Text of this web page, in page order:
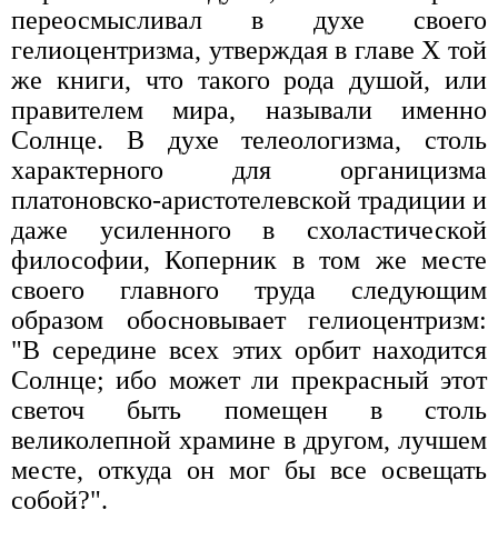
переосмысливал в духе своего
гелиоцентризма, утверждая в главе Х той
же книги, что такого рода душой, или
правителем мира, называли именно
Солнце. В духе телеологизма, столь
характерного для органицизма
платоновско-аристотелевской традиции и
даже усиленного в схоластической
философии, Коперник в том же месте
своего главного труда следующим
образом обосновывает гелиоцентризм:
"В середине всех этих орбит находится
Солнце; ибо может ли прекрасный этот
светоч быть помещен в столь
великолепной храмине в другом, лучшем
месте, откуда он мог бы все освещать
собой?".